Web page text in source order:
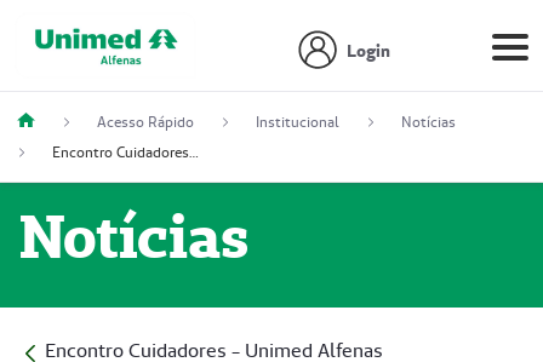
Login
Acesso Rápido Institucional
Notícias
Encontro Cuidadores - Unimed Alfenas
Notícias
Encontro Cuidadores - Unimed Alfenas